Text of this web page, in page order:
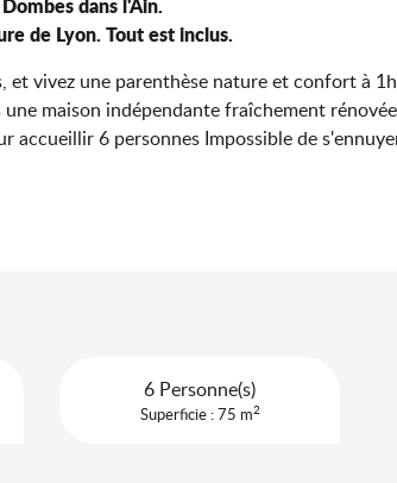
de Lyon. Tout est inclus.
et vivez une parenthèse nature et confort à
maison indépendante fraîchement
accueillir 6 personnes Impossible de
6 Personne(s)
Superficie : 75 m2